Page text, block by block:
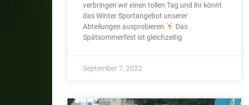
verbringen wir einen tollen Tag und ihr könnt
das Winter Sportangebot unserer
Abteilungen ausprobieren
Das
Spätsommerfest ist gleichzeitig
September 7, 2022